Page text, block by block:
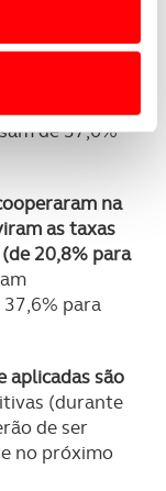
e limitando
no
lhe proporcionar
website.
relativa à sua
de análise, com
terceiros.
com o seu
com
de
de 37,6%
na
as taxas
20,8% para
para
são
(durante
de ser
no próximo